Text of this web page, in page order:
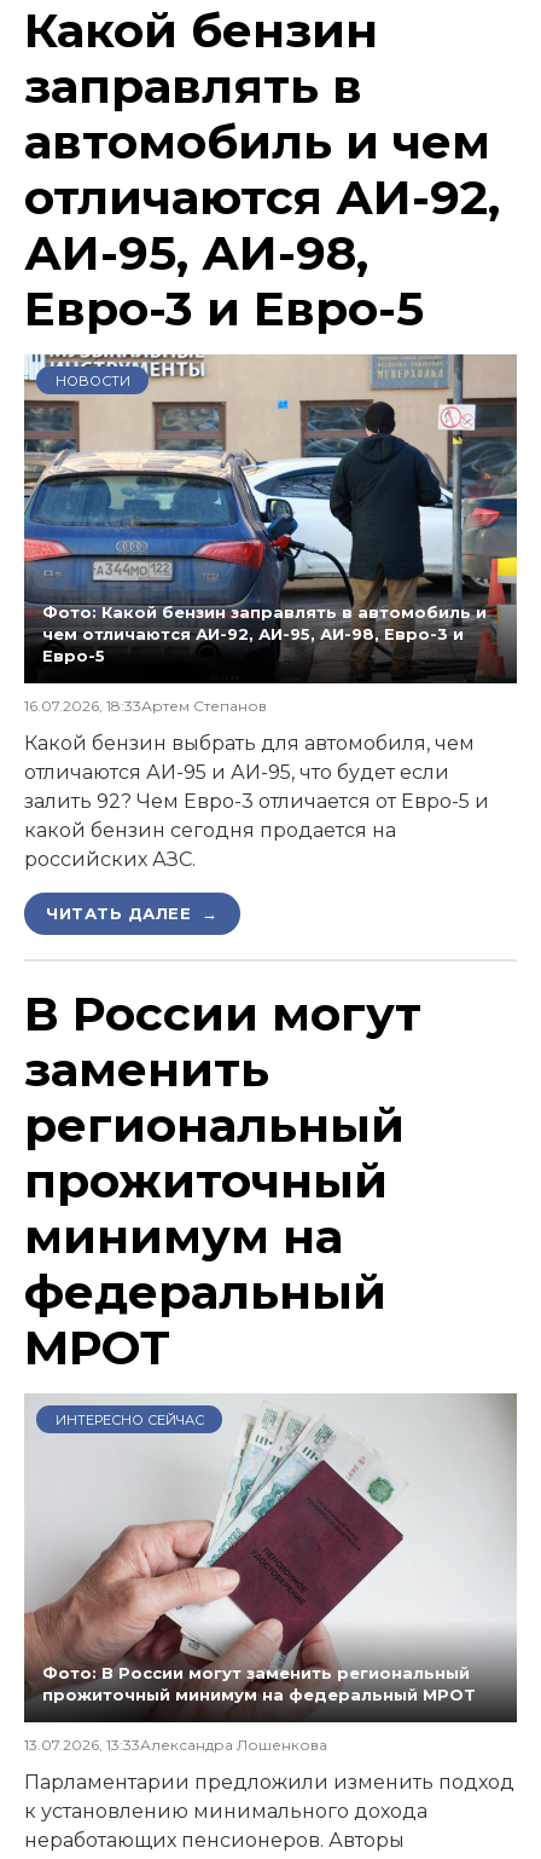
Какой бензин
заправлять в
автомобиль и чем
отличаются АИ-92,
АИ-95, АИ-98,
Евро-3 и Евро-5
НОВОСТИ
Фото: Какой бензин заправлять в автомобиль и
чем отличаются АИ-92, АИ-95, АИ-98, Евро-3 и
Евро-5
16.07.2026, 18:33Артем Степанов
Какой бензин выбрать для автомобиля, чем
отличаются АИ-95 и АИ-95, что будет если
залить 92? Чем Евро-3 отличается от Евро-5 и
какой бензин сегодня продается на
российских АЗС.
ЧИТАТЬ ДАЛЕЕ →
В России могут
заменить
региональный
прожиточный
минимум на
федеральный
МРОТ
ИНТЕРЕСНО СЕЙЧАС
Фото: В России могут заменить региональный
прожиточный минимум на федеральный МРОТ
13.07.2026, 13:33Александра Лошенкова
Парламентарии предложили изменить подход
к установлению минимального дохода
неработающих пенсионеров. Авторы